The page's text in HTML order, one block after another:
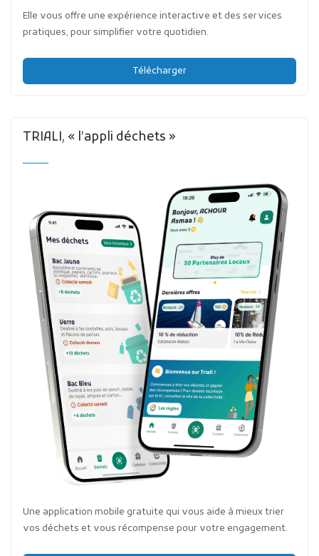
Elle vous offre une expérience interactive et des services
pratiques, pour simplifier votre quotidien.
Télécharger
TRIALI, « l’appli déchets »
Une application mobile gratuite qui vous aide à mieux trier
vos déchets et vous récompense pour votre engagement.